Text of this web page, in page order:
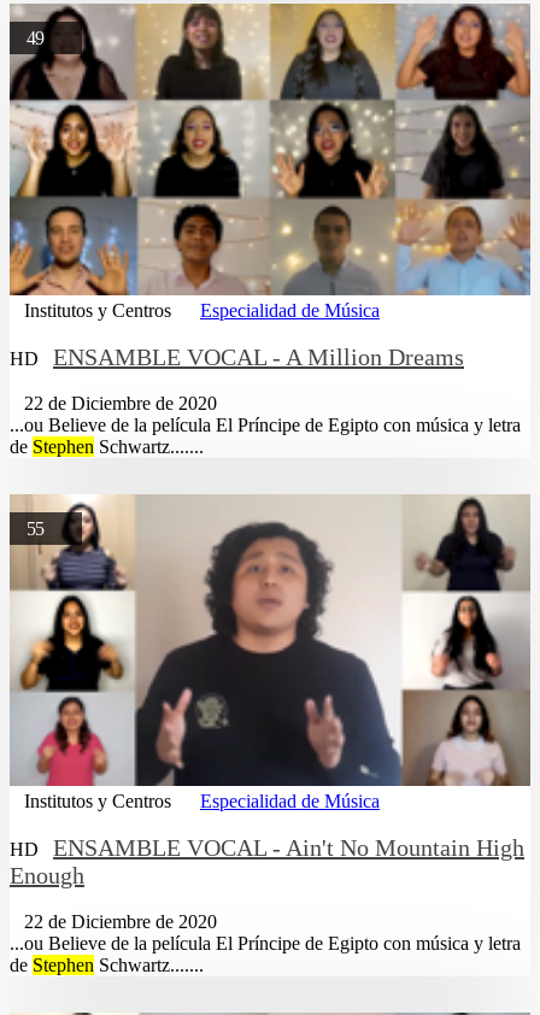
49
Institutos y Centros Especialidad de Música
HD ENSAMBLE VOCAL - A Million Dreams
22 de Diciembre de 2020
...ou Believe de la película El Príncipe de Egipto con música y letra
de Stephen Schwartz.......
55
Institutos y Centros Especialidad de Música
HD
ENSAMBLE VOCAL - Ain't No Mountain High
Enough
22 de Diciembre de 2020
...ou Believe de la película El Príncipe de Egipto con música y letra
de Stephen Schwartz.......